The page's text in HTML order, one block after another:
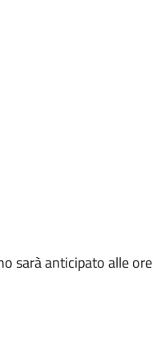
sarà anticipato alle ore